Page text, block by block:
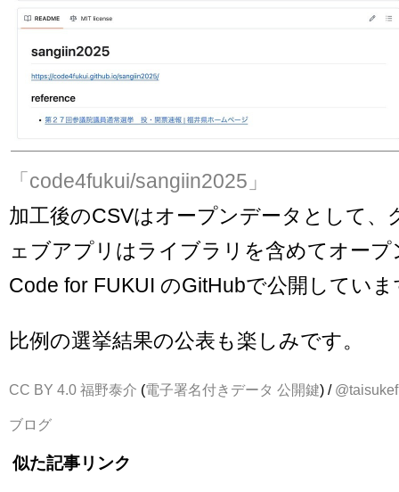
「code4fukui/sangiin2025」
加工後のCSVはオープンデータとして、
ェブアプリはライブラリを含めてオー
Code for FUKUI のGitHubで公開していま
比例の選挙結果の公表も楽しみです。
CC BY 4.0 福野泰介 (電子署名付きデータ 公開鍵) / @taisukef
ブログ
似た記事リンク